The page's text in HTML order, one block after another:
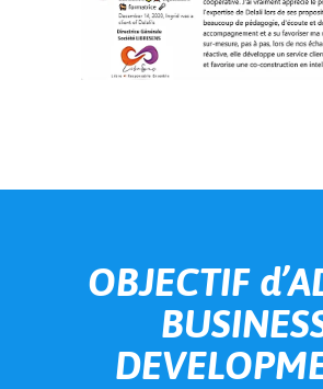
OBJECTIF